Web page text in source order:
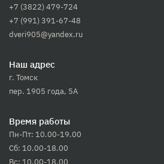
+7 (3822) 479-724
+7 (991) 391-67-48
dveri905@yandex.ru
Наш адрес
г. Томск
пер. 1905 года, 5А
Время работы
Пн-Пт: 10.00-19.00
Сб: 10.00-18.00
Вс: 10.00-18.00